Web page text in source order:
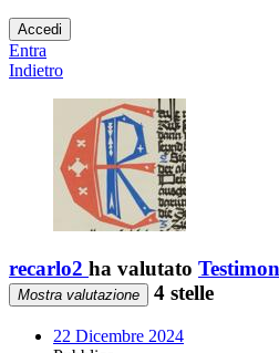
Accedi
Entra
Indietro
recarlo2 ha valutato
Mostra valutazione 4 stelle
22 Dicembre 2024